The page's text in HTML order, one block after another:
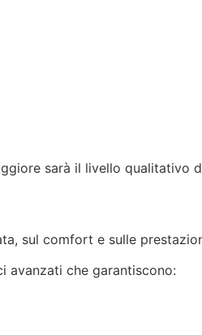
sarà il livello qualitativo
sul comfort e sulle
avanzati che garantiscono: